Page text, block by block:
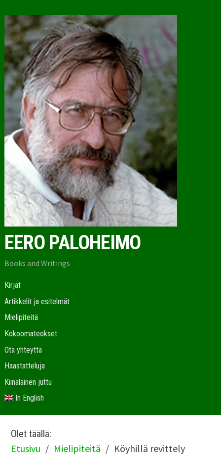
EERO PALOHEIMO
Books and Writings
Kirjat
Artikkelit ja esitelmät
Mielipiteitä
Kokoomateokset
Ota yhteyttä
Haastatteluja
Kiinalainen juttu
In English
Olet täällä:
Etusivu Mielipiteitä Köyhillä revittely